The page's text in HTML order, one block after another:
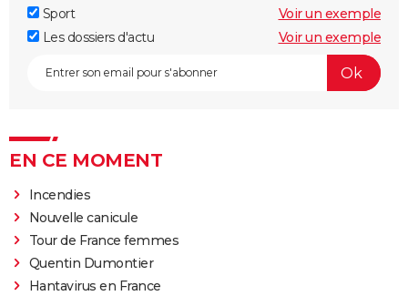
Sport
Voir un exemple
Les dossiers d'actu
Voir un exemple
EN CE MOMENT
Incendies
Nouvelle canicule
Tour de France femmes
Quentin Dumontier
Hantavirus en France